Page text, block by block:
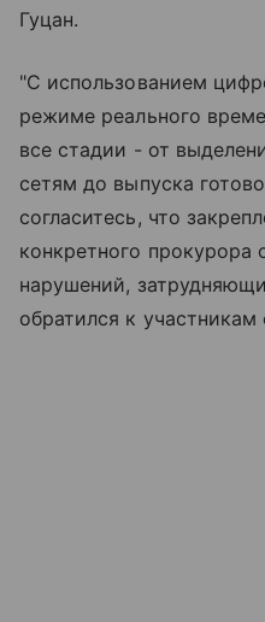
Гуцан.
"С использованием
режиме реального
все стадии - от
сетям до выпуска
согласитесь, что
конкретного
нарушений,
обратился к